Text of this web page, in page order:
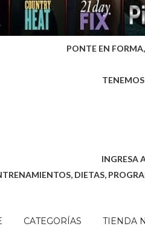
PONTE EN
INGRESA
DIETAS,
CATEGORÍAS TIENDA